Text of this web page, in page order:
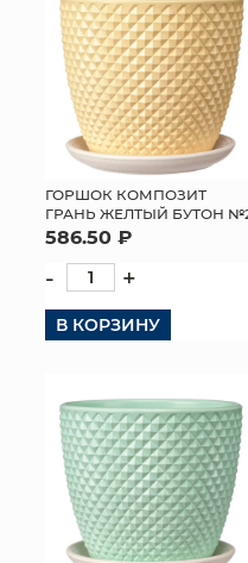
ГОРШОК КОМПОЗИТ
ГРАНЬ ЖЕЛТЫЙ БУТОН
586.50 ₽
- +
В КОРЗИНУ